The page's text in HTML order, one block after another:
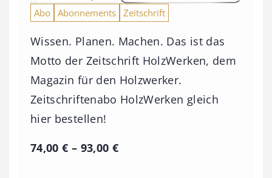
Abo Abonnements Zeitschrift
Wissen. Planen. Machen. Das ist das
Motto der Zeitschrift HolzWerken, dem
Magazin für den Holzwerker.
Zeitschriftenabo HolzWerken gleich
hier bestellen!
74,00€ – 93,00 €P